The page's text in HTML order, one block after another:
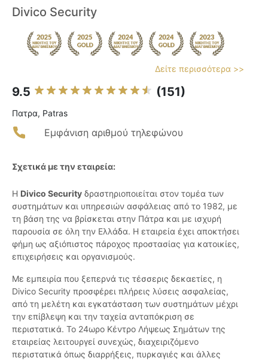
Divico Security
Δείτε περισσότερα >>
9.5 (151)
Πατρα, Patras
Εμφάνιση αριθμού τηλεφώνου
Σχετικά με την εταιρεία:
Η Divico Security δραστηριοποιείται στον τομέα των
συστημάτων και υπηρεσιών ασφάλειας από το 1982, με
τη βάση της να βρίσκεται στην Πάτρα και με ισχυρή
παρουσία σε όλη την Ελλάδα. Η εταιρεία έχει αποκτήσει
φήμη ως αξιόπιστος πάροχος προστασίας για κατοικίες,
επιχειρήσεις και οργανισμούς.
Με εμπειρία που ξεπερνά τις τέσσερις δεκαετίες, η
Divico Security προσφέρει πλήρεις λύσεις ασφαλείας,
από τη μελέτη και εγκατάσταση των συστημάτων μέχρι
την επίβλεψη και την ταχεία ανταπόκριση σε
περιστατικά. Το 24ωρο Κέντρο Λήψεως Σημάτων της
εταιρείας λειτουργεί συνεχώς, διαχειριζόμενο
περιστατικά όπως διαρρήξεις, πυρκαγιές και άλλες